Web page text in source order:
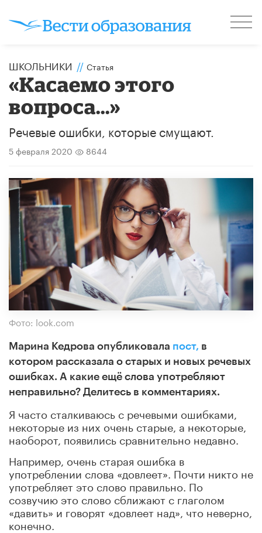
ШКОЛЬНИКИ // Статья
«Касаемо этого
вопроса...»
Речевые ошибки, которые смущают.
5 февраля 2020 8644
Фото: look.com
Марина Кедрова опубликовала пост, в
котором рассказала о старых и новых речевых
ошибках. А какие ещё слова употребляют
неправильно? Делитесь в комментариях.
Я часто сталкиваюсь с речевыми ошибками,
некоторые из них очень старые, а некоторые,
наоборот, появились сравнительно недавно.
Например, очень старая ошибка в
употреблении слова «довлеет». Почти никто не
употребляет это слово правильно. По
созвучию это слово сближают с глаголом
«давить» и говорят «довлеет над», что неверно,
конечно.